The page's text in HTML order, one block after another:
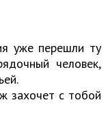
уже перешли ту
человек,
захочет с тобой